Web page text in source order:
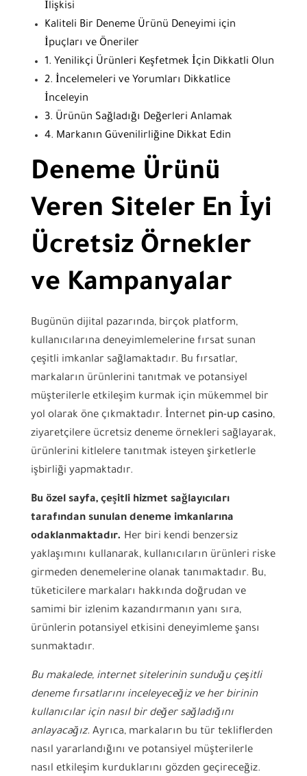
İlişkisi
Kaliteli Bir Deneme Ürünü Deneyimi için
İpuçları ve Öneriler
1. Yenilikçi Ürünleri Keşfetmek İçin Dikkatli Olun
2. İncelemeleri ve Yorumları Dikkatlice
İnceleyin
3. Ürünün Sağladığı Değerleri Anlamak
4. Markanın Güvenilirliğine Dikkat Edin
Deneme Ürünü
Veren Siteler En İyi
Ücretsiz Örnekler
ve Kampanyalar
Bugünün dijital pazarında, birçok platform,
kullanıcılarına deneyimlemelerine fırsat sunan
çeşitli imkanlar sağlamaktadır. Bu fırsatlar,
markaların ürünlerini tanıtmak ve potansiyel
müşterilerle etkileşim kurmak için mükemmel bir
yol olarak öne çıkmaktadır. İnternet pin-up casino,
ziyaretçilere ücretsiz deneme örnekleri sağlayarak,
ürünlerini kitlelere tanıtmak isteyen şirketlerle
işbirliği yapmaktadır.
Bu özel sayfa, çeşitli hizmet sağlayıcıları
tarafından sunulan deneme imkanlarına
odaklanmaktadır. Her biri kendi benzersiz
yaklaşımını kullanarak, kullanıcıların ürünleri riske
girmeden denemelerine olanak tanımaktadır. Bu,
tüketicilere markaları hakkında doğrudan ve
samimi bir izlenim kazandırmanın yanı sıra,
ürünlerin potansiyel etkisini deneyimleme şansı
sunmaktadır.
Bu makalede, internet sitelerinin sunduğu çeşitli
deneme fırsatlarını inceleyeceğiz ve her birinin
kullanıcılar için nasıl bir değer sağladığını
anlayacağız. Ayrıca, markaların bu tür tekliflerden
nasıl yararlandığını ve potansiyel müşterilerle
nasıl etkileşim kurduklarını gözden geçireceğiz.